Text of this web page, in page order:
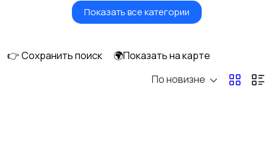
Отопление и
Ручные инструменты
Показать все категории
👉 Сохранить поиск
🌍Показать на карте
По новизне